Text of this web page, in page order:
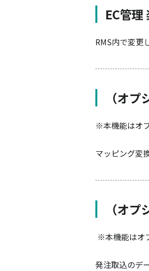
EC管
RMS内で変更
（オ
※本機能はオ
マッピング変
（オ
※本機能はオ
発注取込のデ